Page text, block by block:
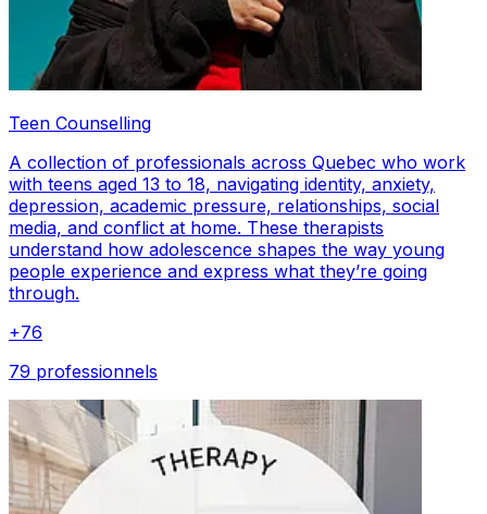
Teen Counselling
A collection of professionals across Quebec who work
with teens aged 13 to 18, navigating identity, anxiety,
depression, academic pressure, relationships, social
media, and conflict at home. These therapists
understand how adolescence shapes the way young
people experience and express what they’re going
through.
+76
79 professionnels